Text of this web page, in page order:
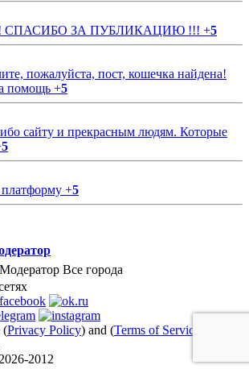
ЗА ПУБЛИКАЦИЮ !!! +5
пожалуйста, пост, кошечка найдена!
помощь +5
сайту и прекрасным людям. Которые
5
+5
Все города
(Privacy Policy) and (Terms of Service
2012